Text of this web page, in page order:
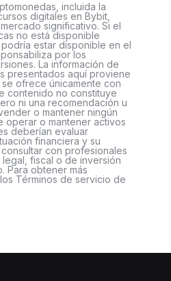
incluida la
digitales en Bybit,
significativo. Si el
no está disponible
estar disponible en el
por los
La información de
presentados aquí proviene
ofrece únicamente con
contenido no constituye
ni una recomendación u
o mantener ningún
operar o mantener activos
deberían evaluar
financiera y su
con profesionales
fiscal o de inversión
Para obtener más
Términos de servicio de